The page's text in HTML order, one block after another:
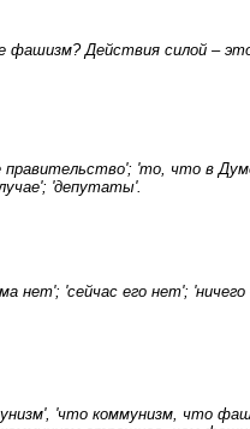
фашизм? Действия силой –
правительство'; 'то, что в
'депутаты'.
нет'; 'сейчас его нет';
'что коммунизм, что